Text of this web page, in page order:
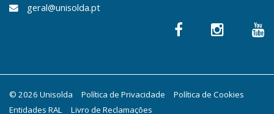
geral@unisolda.pt
© 2026 Unisolda Política de Privacidade
Política de Cookies
Entidades RAL
Livro de Reclamações